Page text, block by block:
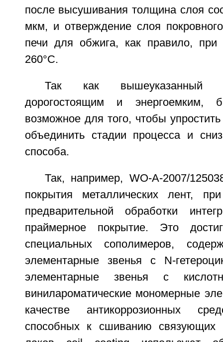
после высушивания толщина слоя
мкм, и отверждение слоя
печи для обжига, как правило,
260°C.
Так как вышеуказанный
дорогостоящим и энергоемким,
возможное для того, чтобы
объединить стадии процесса и
способа.
Так, например, WO-A-2007/
покрытия металлических лент,
предварительной обработки
праймерное покрытие. Это
специальных сополимеров,
элементарные звенья с N-
элементарные звенья с
винилароматические мономерные
качестве антикоррозионных
способных к сшиванию связующих